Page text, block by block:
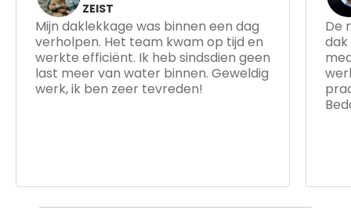
BUSSUM
De nokvorsten renovatie heeft mijn
dak weer als nieuw gemaakt. De
medewerkers waren deskundig en
werkten snel. Het dak ziet er nu
prachtig uit en ik voel me veel veiliger.
Het
last